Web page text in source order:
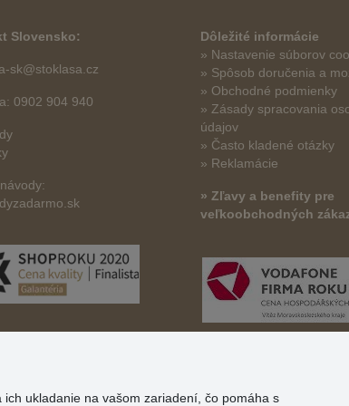
Slovensko:
sk@stoklasa.cz
0902 904 940
Dôležité informácie
» Nastavenie súborov
» Spôsob doručenia a
» Obchodné podmienky
» Zásady spracovania
údajov
» Často kladené otázky
» Reklamácie
» Zľavy a benefity pre
veľkoobchodných
ukladanie na vašom zariadení, čo pomáha s